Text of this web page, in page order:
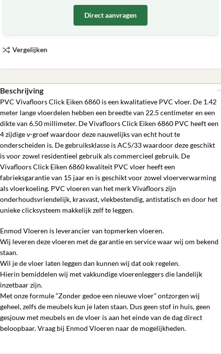
Direct aanvragen
Vergelijken
Beschrijving
PVC Vivafloors Click Eiken 6860 is een kwalitatieve PVC vloer. De 1.42
meter lange vloerdelen hebben een breedte van 22.5 centimeter en een
dikte van 6.50 millimeter. De Vivafloors Click Eiken 6860 PVC heeft een
4 zijdige v-groef waardoor deze nauwelijks van echt hout te
onderscheiden is. De gebruiksklasse is AC5/33 waardoor deze geschikt
is voor zowel residentieel gebruik als commercieel gebruik. De
Vivafloors Click Eiken 6860 kwaliteit PVC vloer heeft een
fabrieksgarantie van 15 jaar en is geschikt voor zowel vloerverwarming
als vloerkoeling. PVC vloeren van het merk Vivafloors zijn
onderhoudsvriendelijk, krasvast, vlekbestendig, antistatisch en door het
unieke clicksysteem makkelijk zelf te leggen.
Enmod Vloeren is leverancier van topmerken vloeren.
Wij leveren deze vloeren met de garantie en service waar wij om bekend
staan.
Wil je de vloer laten leggen dan kunnen wij dat ook regelen.
Hierin bemiddelen wij met vakkundige vloerenleggers die landelijk
inzetbaar zijn.
Met onze formule “Zonder gedoe een nieuwe vloer” ontzorgen wij
geheel, zelfs de meubels kun je laten staan. Dus geen stof in huis, geen
gesjouw met meubels en de vloer is aan het einde van de dag direct
beloopbaar. Vraag bij Enmod Vloeren naar de mogelijkheden.